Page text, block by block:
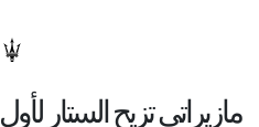
مازيراتي تزيح الستار